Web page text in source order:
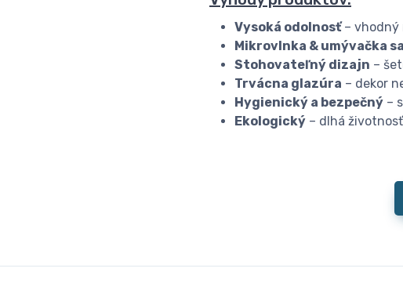
Vysoká odolnosť– vhodný
Mikrovlnka & umývačka
Stohovateľný dizajn –
Trvácna glazúra – dekor
Hygienický a bezpečný –
Ekologický – dlhá